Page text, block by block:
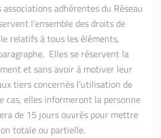
associations adhérentes du Réseau
l’ensemble des droits de
relatifs à tous les éléments,
Elles se réservent la
et sans avoir à motiver leur
tiers concernés l’utilisation de
cas, elles informeront la personne
de 15 jours ouvrés pour mettre
totale ou partielle.